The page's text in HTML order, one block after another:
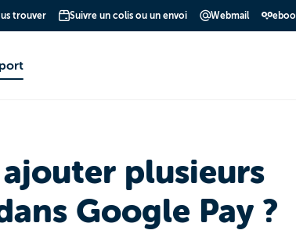
trouver Suivre un colis ou un envoi Webmail eboo
plusieurs
Google Pay ?